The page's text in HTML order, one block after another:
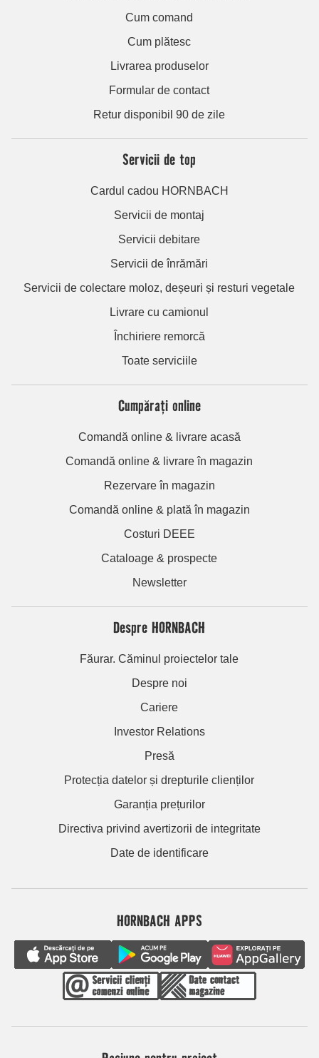
Cum comand
Cum plătesc
Livrarea produselor
Formular de contact
Retur disponibil 90 de zile
Servicii de top
Cardul cadou HORNBACH
Servicii de montaj
Servicii debitare
Servicii de înrămări
Servicii de colectare moloz, deșeuri și resturi vegetale
Livrare cu camionul
Închiriere remorcă
Toate serviciile
Cumpărați online
Comandă online & livrare acasă
Comandă online & livrare în magazin
Rezervare în magazin
Comandă online & plată în magazin
Costuri DEEE
Cataloage & prospecte
Newsletter
Despre HORNBACH
Făurar. Căminul proiectelor tale
Despre noi
Cariere
Investor Relations
Presă
Protecția datelor și drepturile clienților
Garanția prețurilor
Directiva privind avertizorii de integritate
Date de identificare
HORNBACH APPS